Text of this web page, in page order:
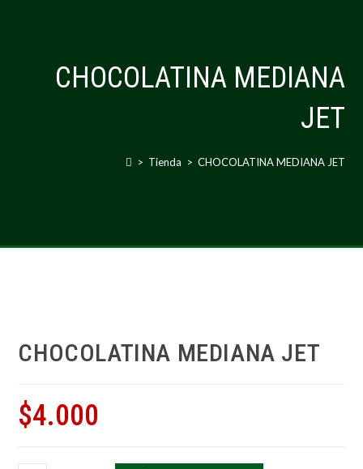
CHOCOLATINA MEDIANA
JET
> Tienda > CHOCOLATINA MEDIANA JET
CHOCOLATINA MEDIANA JET
$4.000